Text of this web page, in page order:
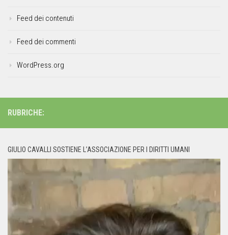
Feed dei contenuti
Feed dei commenti
WordPress.org
RUBRICHE:
GIULIO CAVALLI SOSTIENE L’ASSOCIAZIONE PER I DIRITTI UMANI
Player